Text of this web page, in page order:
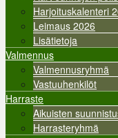
Harjoituskalenteri
Leimaus 2026
Lisätietoja
Valmennus
Valmennusryhmä
Vastuuhenkilöt
Harraste
Aikuisten
Harrasteryhmä